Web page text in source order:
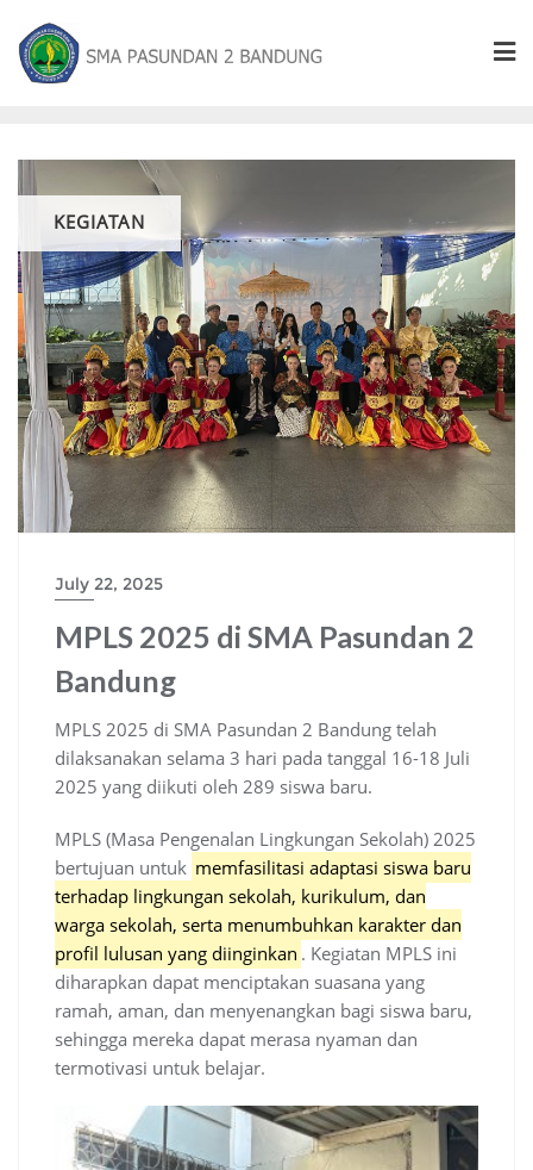
KEGIATAN
July 22, 2025
MPLS 2025 di SMA Pasundan 2
Bandung
MPLS 2025 di SMA Pasundan 2 Bandung telah
dilaksanakan selama 3 hari pada tanggal 16-18 Juli
2025 yang diikuti oleh 289 siswa baru.
MPLS (Masa Pengenalan Lingkungan Sekolah) 2025
bertujuan untuk memfasilitasi adaptasi siswa baru
terhadap lingkungan sekolah, kurikulum, dan
warga sekolah, serta menumbuhkan karakter dan
profil lulusan yang diinginkan . Kegiatan MPLS ini
diharapkan dapat menciptakan suasana yang
ramah, aman, dan menyenangkan bagi siswa baru,
sehingga mereka dapat merasa nyaman dan
termotivasi untuk belajar.